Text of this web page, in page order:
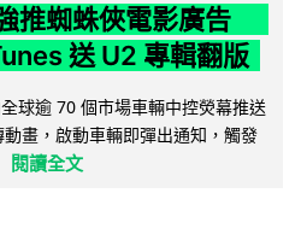
推蜘蛛俠電影廣告
送 U2 專輯翻版
球逾 70 個市場車輛中控熒幕推送
動畫，啟動車輛即彈出通知，觸發
閱讀全文